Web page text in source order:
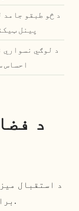
د څو طبقو جامد
پینل
د لوګي نسواري
احساس
د
د استقبال
برانډ څرګندونې سره سمون خوري.